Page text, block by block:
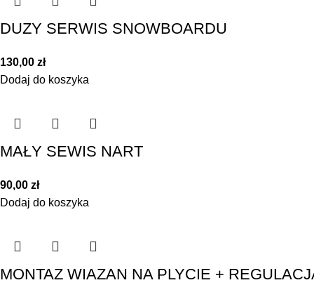
DUZY SERWIS SNOWBOARDU
130,00 zł
Dodaj do koszyka
MAŁY SEWIS NART
90,00 zł
Dodaj do koszyka
MONTAZ WIAZAN NA PLYCIE +